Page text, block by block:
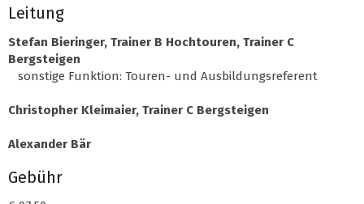
Leitung
Stefan Bieringer, Trainer B Hochtouren, Trainer C
Bergsteigen
sonstige Funktion: Touren- und Ausbildungsreferent
Christopher Kleimaier, Trainer C Bergsteigen
Alexander Bär
Gebühr